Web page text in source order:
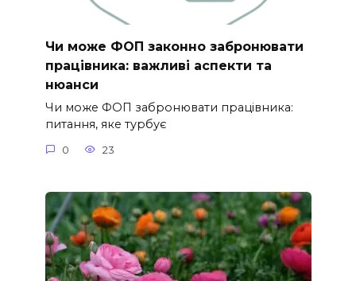
Чи може ФОП законно забронювати
працівника: важливі аспекти та
нюанси
Чи може ФОП забронювати працівника:
питання, яке турбує
0 23